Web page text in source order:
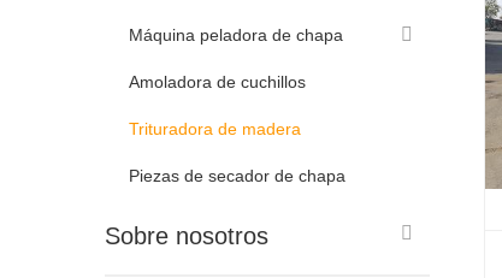
Máquina peladora de chapa
Amoladora de cuchillos
Trituradora de madera
Piezas de secador de chapa
Sobre nosotros